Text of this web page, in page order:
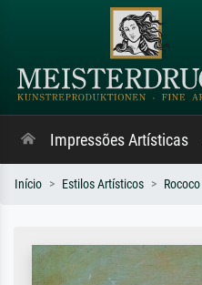
Impressões Artísticas
Início Estilos Artísticos Rococo